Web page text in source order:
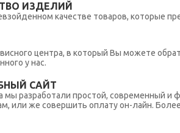
ИЗДЕЛИЙ
качестве товаров, которые
центра, в который Вы можете
у нас.
САЙТ
мы разработали простой, современный и
или же совершить оплату он-лайн.